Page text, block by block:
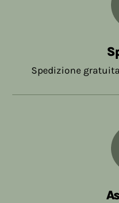
Spedizione